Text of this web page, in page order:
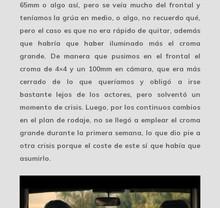
65mm o algo así, pero se veía mucho del frontal y
teníamos la grúa en medio, o algo, no recuerdo qué,
pero el caso es que no era rápido de quitar, además
que habría que haber iluminado más el croma
grande. De manera que pusimos en elfrontal el
croma de 4×4 y un 100mm en cámara, que era más
cerrado de lo que queríamos y obligó a irse
bastante lejos de los actores, pero solventó un
momento de crisis. Luego, por los continuos cambios
en el plan de rodaje, no se llegó a emplear el croma
grande durante la primera semana, lo que dio pie a
otra crisis porque el coste de este sí que había que
asumirlo.